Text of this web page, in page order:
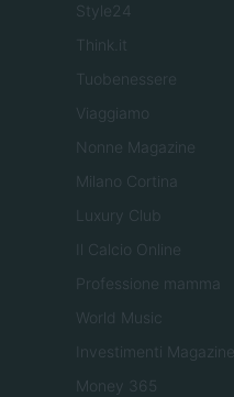
Style24
Think.it
Tuobenessere
Viaggiamo
Nonne Magazine
Milano Cortina
Luxury Club
Il Calcio Online
Professione mamma
World Music
Investimenti Magazine
Money 365